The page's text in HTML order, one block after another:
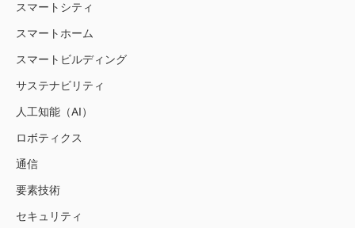
スマートシティ
スマートホーム
スマートビルディング
サステナビリティ
人工知能（AI）
ロボティクス
通信
要素技術
セキュリティ